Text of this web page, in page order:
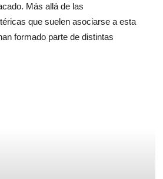
Más allá de las
que suelen asociarse a esta
formado parte de distintas